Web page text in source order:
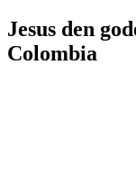
Jesus den
Colombia